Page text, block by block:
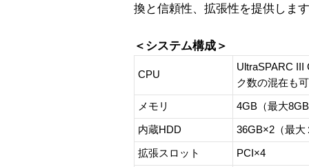
換と信頼性、拡張性を提供しま
＜システム構成＞
CPU
UltraSPARC III
ク数の混在も
メモリ 4GB（最大
内蔵HDD 36GB×2（最大
拡張スロット PCI×4